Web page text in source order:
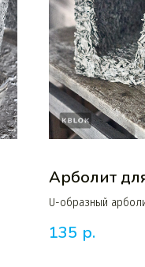
Арболит
U-образный
135 р.